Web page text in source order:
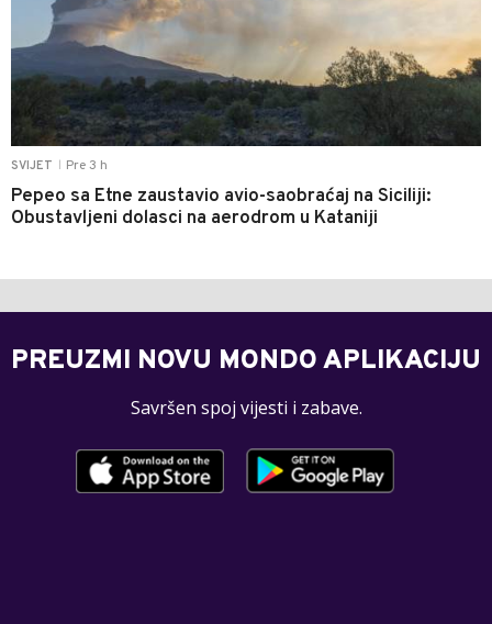
SVIJET Pre 3 h
Pepeo sa Etne zaustavio avio-saobraćaj na Siciliji:
Obustavljeni dolasci na aerodrom u Kataniji
PREUZMI NOVU MONDO APLIKACIJU
Savršen spoj vijesti i zabave.